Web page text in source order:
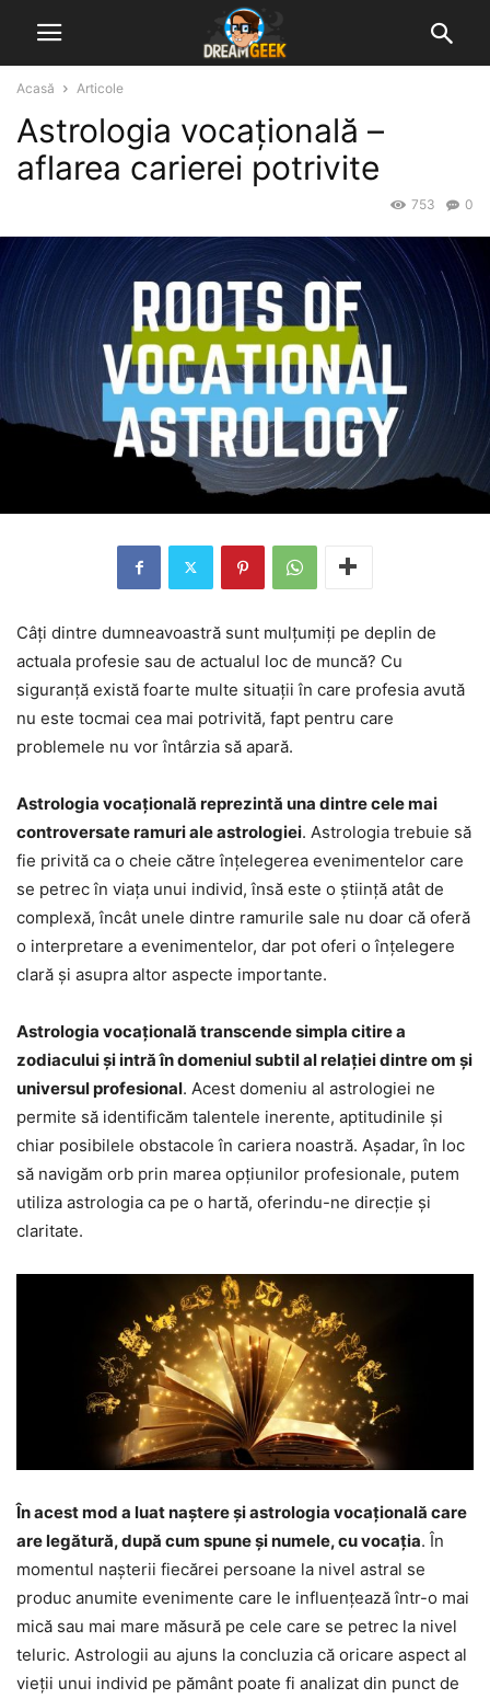
Acasă Articole
Astrologia vocațională –
aflarea carierei potrivite
0
753
Câți dintre dumneavoastră sunt mulțumiți pe deplin de
actuala profesie sau de actualul loc de muncă? Cu
siguranță există foarte multe situații în care profesia avută
nu este tocmai cea mai potrivită, fapt pentru care
problemele nu vor întârzia să apară.
Astrologia vocațională reprezintă una dintre cele mai
controversate ramuri ale astrologiei. Astrologia trebuie să
fie privită ca o cheie către înțelegerea evenimentelor care
se petrec în viața unui individ, însă este o știință atât de
complexă, încât unele dintre ramurile sale nu doar că oferă
o interpretare a evenimentelor, dar pot oferi o înțelegere
clară și asupra altor aspecte importante.
Astrologia vocațională transcende simpla citire a
zodiacului și intră în domeniul subtil al relației dintre om și
universul profesional. Acest domeniu al astrologiei ne
permite să identificăm talentele inerente, aptitudinile și
chiar posibilele obstacole în cariera noastră. Așadar, în loc
să navigăm orb prin marea opțiunilor profesionale, putem
utiliza astrologia ca pe o hartă, oferindu-ne direcție și
claritate.
În acest mod a luat naștere și astrologia vocațională care
are legătură, după cum spune și numele, cu vocația. În
momentul nașterii fiecărei persoane la nivel astral se
produc anumite evenimente care le influențează într-o mai
mică sau mai mare măsură pe cele care se petrec la nivel
teluric. Astrologii au ajuns la concluzia că oricare aspect al
vieții unui individ pe pământ poate fi analizat din punct de